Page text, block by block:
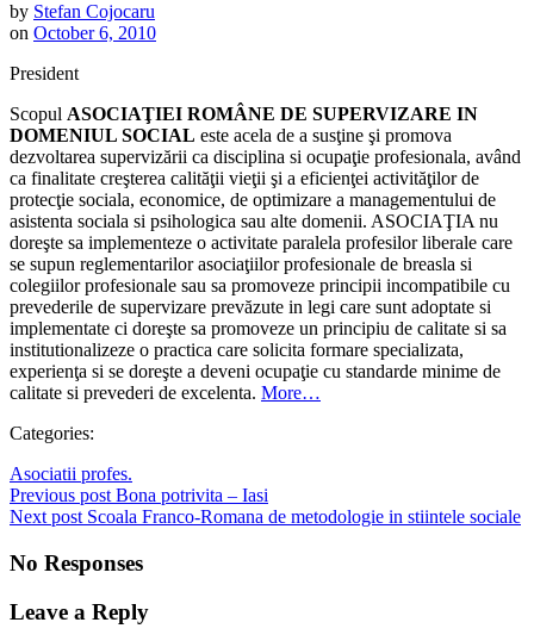
by Stefan Cojocaru
on October 6, 2010
President
Scopul ASOCIAŢIEI ROMÂNE DE SUPERVIZARE IN
DOMENIUL SOCIAL este acela de a susţine şi promova
dezvoltarea supervizării ca disciplina si ocupaţie profesionala, având
ca finalitate creşterea calităţii vieţii şi a eficienţei activităţilor de
protecţie sociala, economice, de optimizare a managementului de
asistenta sociala si psihologica sau alte domenii. ASOCIAŢIA nu
doreşte sa implementeze o activitate paralela profesilor liberale care
se supun reglementarilor asociaţiilor profesionale de breasla si
colegiilor profesionale sau sa promoveze principii incompatibile cu
prevederile de supervizare prevăzute in legi care sunt adoptate si
implementate ci doreşte sa promoveze un principiu de calitate si sa
institutionalizeze o practica care solicita formare specializata,
experienţa si se doreşte a deveni ocupaţie cu standarde minime de
calitate si prevederi de excelenta. More…
Categories:
Asociatii profes.
Post
navigation
Previous post Bona potrivita – Iasi
Post
navigation
Next post Scoala Franco-Romana de metodologie in stiintele sociale
No Responses
Leave a Reply